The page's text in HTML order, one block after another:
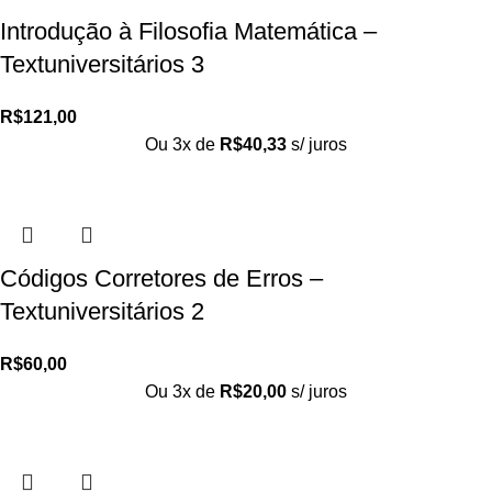
Introdução à Filosofia Matemática –
Textuniversitários 3
R$121,00
Ou 3x de R$40,33 s/ juros
Códigos Corretores de Erros –
Textuniversitários 2
R$60,00
Ou 3x de R$20,00 s/ juros